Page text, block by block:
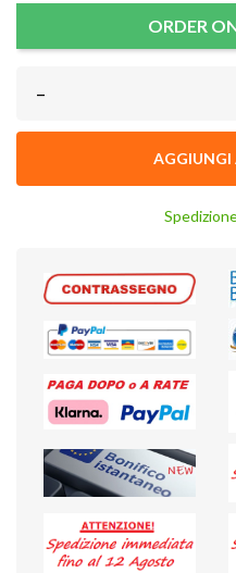
ORDER
–
AGGIUNGI